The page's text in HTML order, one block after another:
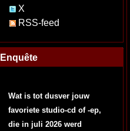
X
RSS-feed
Enquête
Wat is tot dusver jouw
favoriete studio-cd of -ep,
die in juli 2026 werd